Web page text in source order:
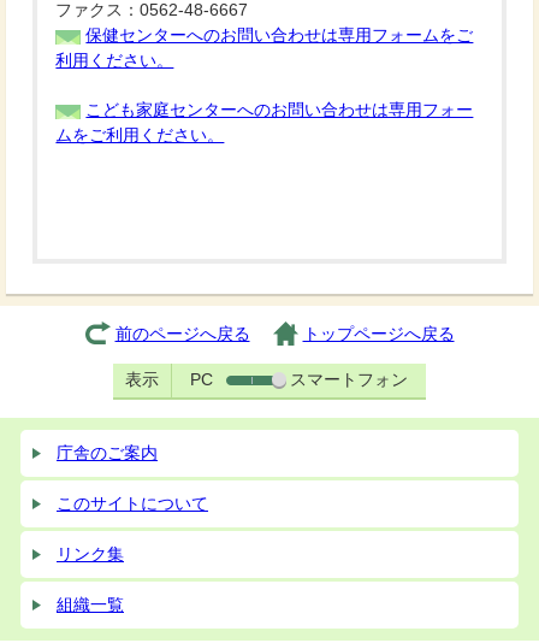
ファクス：0562-48-6667
保健センターへのお問い合わせは専用フォームをご
利用ください。
こども家庭センターへのお問い合わせは専用フォー
ムをご利用ください。
前のページへ戻る トップページへ戻る
表示 PC スマートフォン
庁舎のご案内
このサイトについて
リンク集
組織一覧